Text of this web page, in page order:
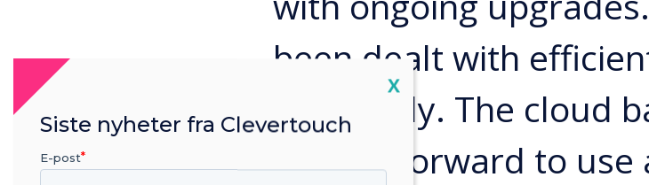
been dealt with
effectively. The cloud
straightforward to use
Close
X
Siste nyheter fra Clevertouch
E-post